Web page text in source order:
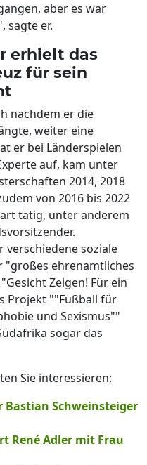
aber es war
sagte er.
erhielt das
für sein
nachdem er die
weiter eine
er bei Länderspielen
auf, kam unter
2014, 2018
von 2016 bis 2022
tätig, unter anderem
verschiedene soziale
"großes ehrenamtliches
Zeigen! Für ein
Projekt ""Fußball für
und Sexismus""
sogar das
Sie interessieren:
Bastian Schweinsteiger
René Adler mit Frau